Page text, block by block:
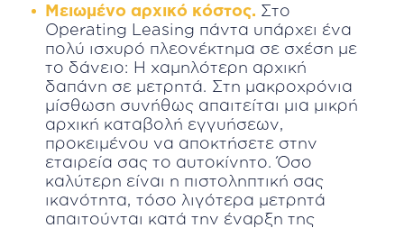
Μειωμένο αρχικό κόστος. Στο
Οperating Leasing πάντα υπάρχει ένα
πολύ ισχυρό πλεονέκτημα σε σχέση με
το δάνειο: Η χαμηλότερη αρχική
δαπάνη σε μετρητά. Στη μακροχρόνια
μίσθωση συνήθως απαιτείται μια μικρή
αρχική καταβολή εγγυήσεων,
προκειμένου να αποκτήσετε στην
εταιρεία σας το αυτοκίνητο. Όσο
καλύτερη είναι η πιστοληπτική σας
ικανότητα, τόσο λιγότερα μετρητά
απαιτούνται κατά την έναρξη της